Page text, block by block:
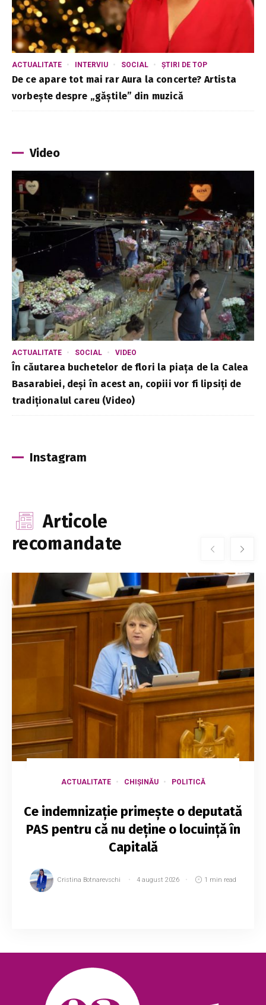
ACTUALITATE INTERVIU SOCIAL ȘTIRI DE TOP
De ce apare tot mai rar Aura la concerte? Artista
vorbește despre „găștile” din muzică
Video
ACTUALITATE SOCIAL VIDEO
În căutarea buchetelor de flori la piața de la Calea
Basarabiei, deși în acest an, copiii vor fi lipsiți de
tradiționalul careu (Video)
Instagram
Articole
recomandate
ACTUALITATE CHIȘINĂU POLITICĂ
Ce indemnizație primește o deputată
PAS pentru că nu deține o locuință în
Capitală
Cristina Botnarevschi 4 august 2026 1 min read
chirie, întrucât nu deține o locuință în municip...